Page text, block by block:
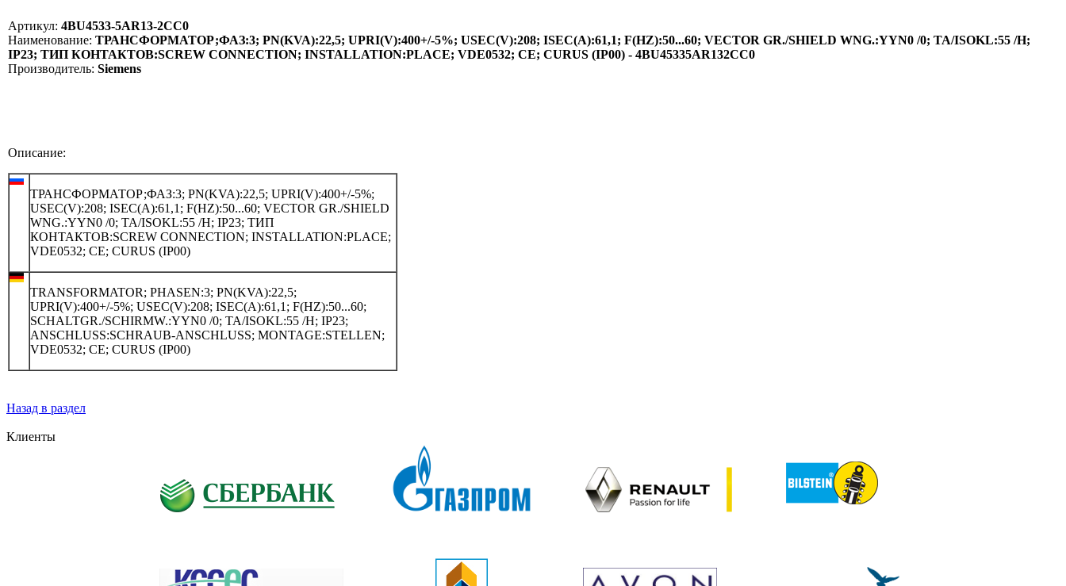
Артикул: 4BU4533-5AR13-2CC0
Наименование: ТРАНСФОРМАТОР;ФАЗ:3; PN(KVA):22,5; UPRI(V):400+/-5%; USEC(V):208; ISEC(A):61,1; F(HZ):50...60; VECTOR GR./SHIELD WNG.:YYN0 /0; TA/ISOKL:55 /H;
IP23; ТИП КОНТАКТОВ:SCREW CONNECTION; INSTALLATION:PLACE; VDE0532; CE; CURUS (IP00) - 4BU45335AR132CC0
Производитель: Siemens
Описание:
ТРАНСФОРМАТОР;ФАЗ:3; PN(KVA):22,5; UPRI(V):400+/-5%;
USEC(V):208; ISEC(A):61,1; F(HZ):50...60; VECTOR GR./SHIELD
WNG.:YYN0 /0; TA/ISOKL:55 /H; IP23; ТИП
КОНТАКТОВ:SCREW CONNECTION; INSTALLATION:PLACE;
VDE0532; CE; CURUS (IP00)
TRANSFORMATOR; PHASEN:3; PN(KVA):22,5;
UPRI(V):400+/-5%; USEC(V):208; ISEC(A):61,1; F(HZ):50...60;
SCHALTGR./SCHIRMW.:YYN0 /0; TA/ISOKL:55 /H; IP23;
ANSCHLUSS:SCHRAUB-ANSCHLUSS; MONTAGE:STELLEN;
VDE0532; CE; CURUS (IP00)
Назад в раздел
Клиенты